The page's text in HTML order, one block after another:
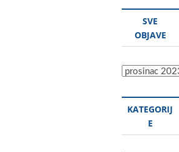
SVE
OBJAVE
Sve
KATEGORIJ
E